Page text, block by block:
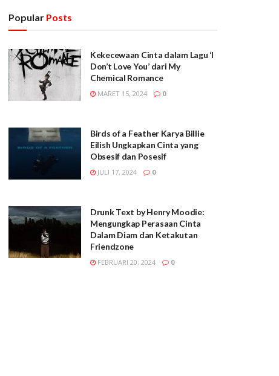
Popular Posts
Kekecewaan Cinta dalam Lagu ‘I
Don’t Love You’ dari My
Chemical Romance
MARET 15, 2024 0
Birds of a Feather Karya Billie
Eilish Ungkapkan Cinta yang
Obsesif dan Posesif
JULI 17, 2024 0
Drunk Text by Henry Moodie:
Mengungkap Perasaan Cinta
Dalam Diam dan Ketakutan
Friendzone
FEBRUARI 20, 2024 0